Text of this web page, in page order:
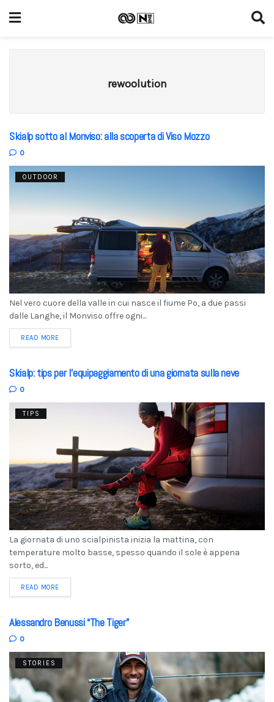
rewoolution
Skialp sotto al Monviso: alla scoperta di Viso Mozzo
0
OUTDOOR
Nel vero cuore della valle in cui nasce il fiume Po, a due passi
dalle Langhe, il Monviso offre ogni...
READ MORE
Skialp: tips per l’equipaggiamento di una giornata sulla neve
0
TIPS
La giornata di uno scialpinista inizia la mattina, con
temperature molto basse, spesso quando il sole è appena
sorto, ed...
READ MORE
Alessandro Benussi “The Tiger”
0
STORIES